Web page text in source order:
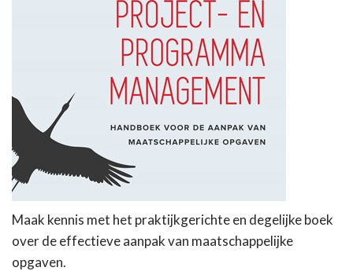
Maak kennis met het praktijkgerichte en degelijke boek
over de effectieve aanpak van maatschappelijke
opgaven.